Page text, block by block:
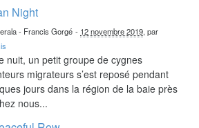
Night
- Francis Gorgé - 12 novembre 2019, par
nuit, un petit groupe de cygnes
migrateurs s’est reposé pendant
jours dans la région de la baie près
nous...